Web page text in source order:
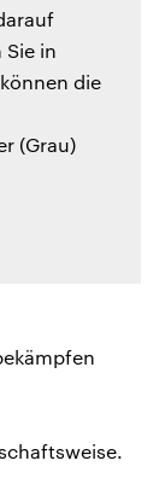
Sie in
die
(Grau)